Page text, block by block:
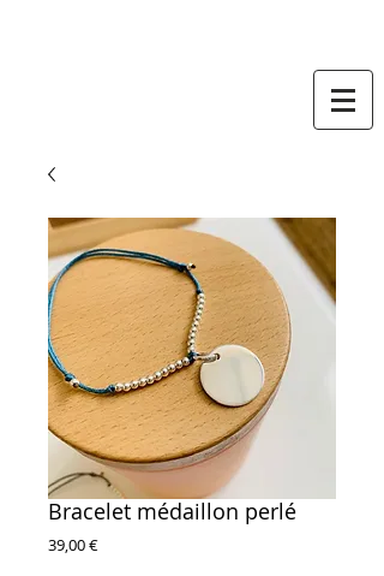
Bracelet médaillon perlé
39,00 €Prix